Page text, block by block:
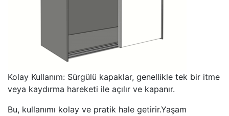
Kolay Kullanım: Sürgülü kapaklar, genellikle tek bir itme
veya kaydırma hareketi ile açılır ve kapanır.
Bu, kullanımı kolay ve pratik hale getirir.Yaşam